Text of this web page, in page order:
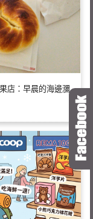
店：早晨的海邊瀰